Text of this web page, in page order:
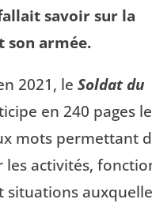
savoir sur la
son armée.
2021, le Soldat du
en 240 pages
mots permettant
les activités,
situations